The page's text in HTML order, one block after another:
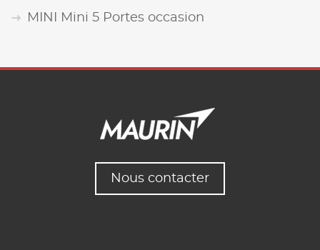
MINI Mini 5 Portes occasion
Nous contacter